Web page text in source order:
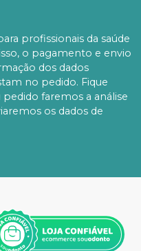
profissionais da saúde
o pagamento e envio
dos dados
no pedido. Fique
faremos a análise
os dados de